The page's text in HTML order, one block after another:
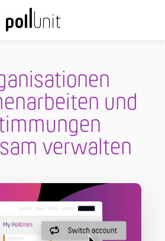
und
verwalten